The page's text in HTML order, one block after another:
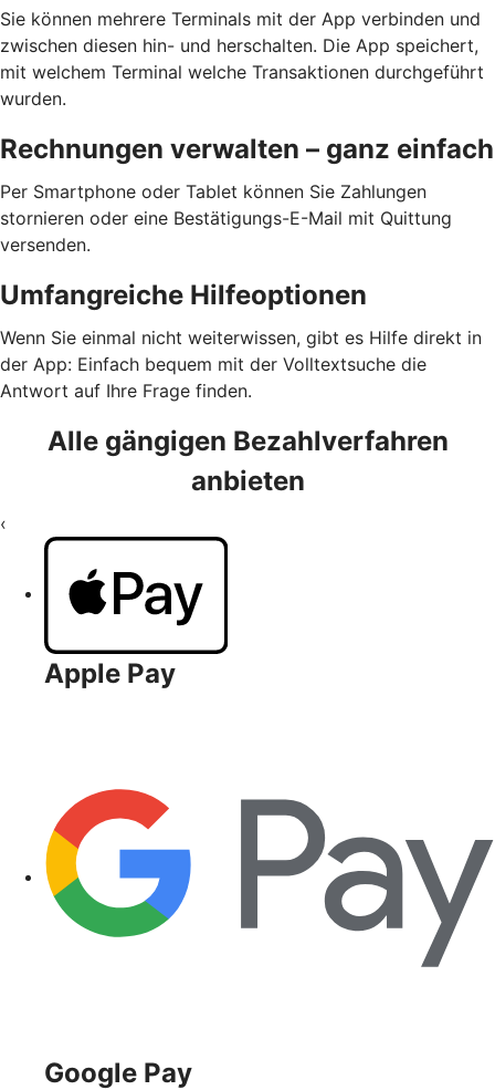
Sie können mehrere Terminals mit der App verbinden und
zwischen diesen hin- und herschalten. Die App speichert,
mit welchem Terminal welche Transaktionen durchgeführt
wurden.
Rechnungen verwalten – ganz einfach
Per Smartphone oder Tablet können Sie Zahlungen
stornieren oder eine Bestätigungs-E-Mail mit Quittung
versenden.
Umfangreiche Hilfeoptionen
Wenn Sie einmal nicht weiterwissen, gibt es Hilfe direkt in
der App: Einfach bequem mit der Volltextsuche die
Antwort auf Ihre Frage finden.
Alle gängigen Bezahlverfahren
anbieten
‹
Apple Pay
Google Pay